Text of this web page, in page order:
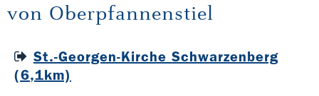
von Oberpfannenstiel
St.-Georgen-Kirche Schwarzenberg
(6,1km)